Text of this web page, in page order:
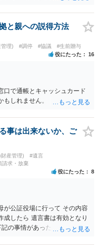
あるＥは常にＢの相続人とな
と親への説得方法
理) #調停 #協議 #生前贈与
役にたった 16
口で通帳とキャッシュカード
しれません。
事は出来ないか、ご
産管理)
#遺言
請求・放棄
役にたった 8
が公証役場に行って その内容
成したら 遺言書は有効となり
の事情があったことが証明で
は「ここにいたら殺される」